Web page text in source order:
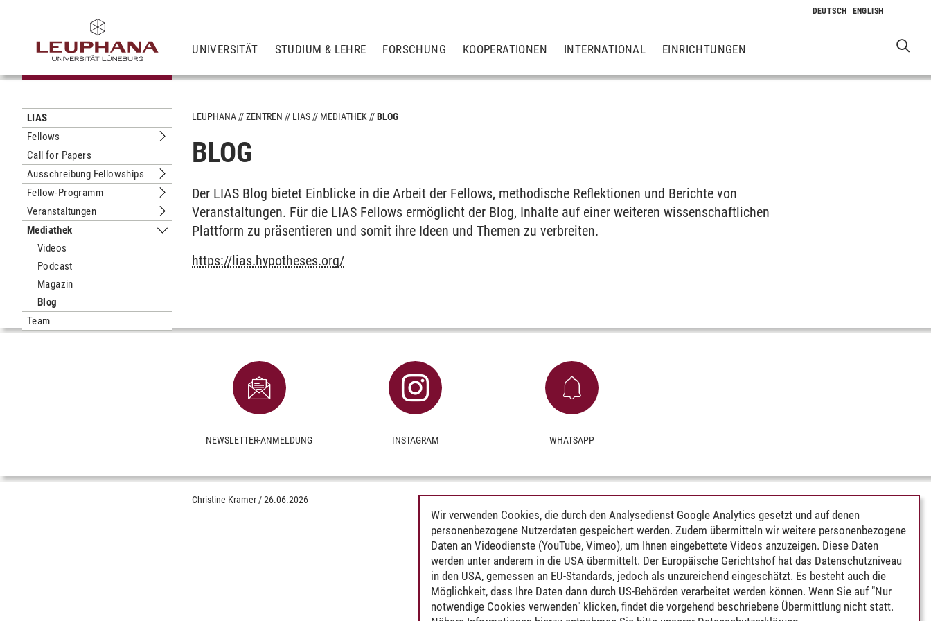
UNIVERSITÄT STUDIUM & LEHRE FORSCHUNG KOOPERATIONEN INTERNATIONAL EINRICHTUNGEN
LIAS
Fellows
Untermenu Fellows
Call for Papers
Ausschreibung Fellowships
Untermenu Ausschreibung Fellowships
Fellow-Programm
Untermenu Fellow-Programm
Veranstaltungen
Untermenu Veranstaltungen
Mediathek
Untermenu Mediathek
Videos
Podcast
Magazin
Blog
Team
LEUPHANA ZENTREN LIAS MEDIATHEK BLOG
BLOG
Der LIAS Blog bietet Einblicke in die Arbeit der Fellows, methodische Reflektionen und Berichte von
Veranstaltungen. Für die LIAS Fellows ermöglicht der Blog, Inhalte auf einer weiteren wissenschaftlichen
Plattform zu präsentieren und somit ihre Ideen und Themen zu verbreiten.
https://lias.hypotheses.org/
NEWSLETTER-ANMELDUNG INSTAGRAM WHATSAPP
Christine Kramer /26.06.2026
Wir verwenden Cookies, die durch den Analysedienst Google Analytics gesetzt und auf denen
personenbezogene Nutzerdaten gespeichert werden. Zudem übermitteln wir weitere personenbezogene
Daten an Videodienste (YouTube, Vimeo), um Ihnen eingebettete Videos anzuzeigen. Diese Daten
werden unter anderem in die USA übermittelt. Der Europäische Gerichtshof hat das Datenschutzniveau
in den USA, gemessen an EU-Standards, jedoch als unzureichend eingeschätzt. Es besteht auch die
Möglichkeit, dass Ihre Daten dann durch US-Behörden verarbeitet werden können. Wenn Sie auf "Nur
notwendige Cookies verwenden" klicken, findet die vorgehend beschriebene Übermittlung nicht statt.